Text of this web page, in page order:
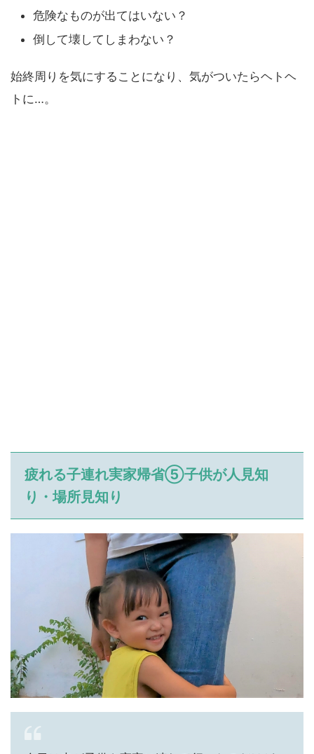
危険なものが出てはいない？
倒して壊してしまわない？
始終周りを気にすることになり、気がついたらヘトヘ
トに…。
疲れる子連れ実家帰省⑤子供が人見知
り・場所見知り